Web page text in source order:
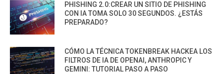
PHISHING 2.0:CREAR UN SITIO DE PHISHING
CON IA TOMA SOLO 30 SEGUNDOS. ¿ESTÁS
PREPARADO?
CÓMO LA TÉCNICA TOKENBREAK HACKEA LOS
FILTROS DE IA DE OPENAI, ANTHROPIC Y
GEMINI: TUTORIAL PASO A PASO